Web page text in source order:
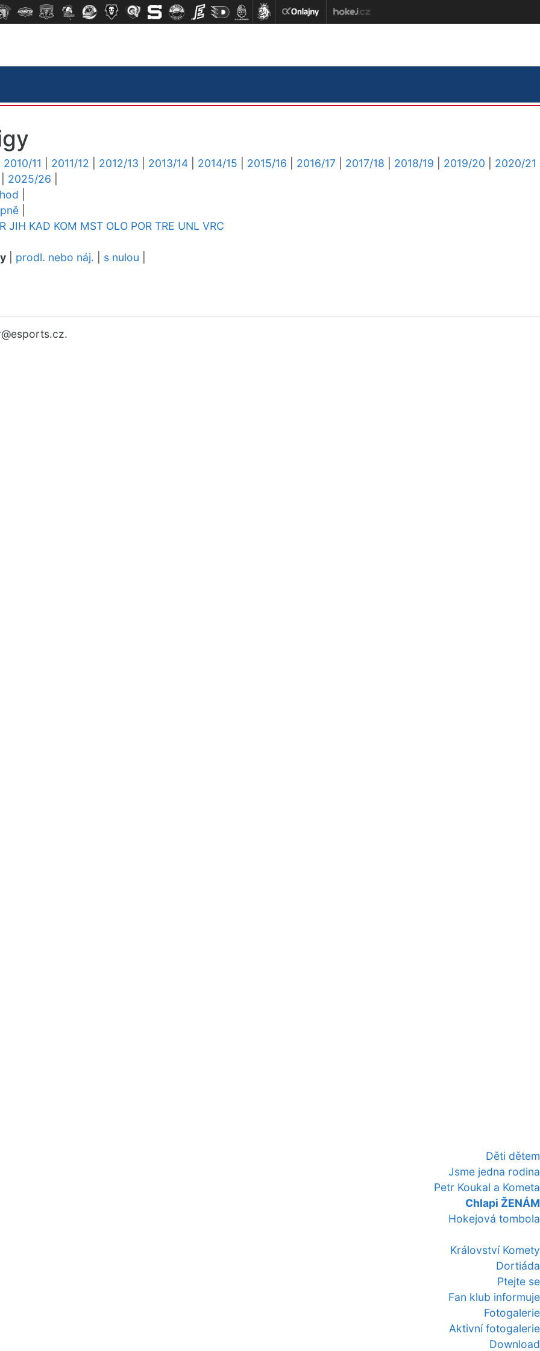
Děti dětem
Jsme jedna rodina
Petr Koukal a Kometa
Chlapi ŽENÁM
Hokejová tombola
Království Komety
Dortiáda
Ptejte se
Fan klub informuje
Fotogalerie
Aktivní fotogalerie
Download
2010/11 2011/12 2012/13 2013/14 2014/15 2015/16 2016/17 2017/18 2018/19 2019/20
2020/21
2025/26
JIH KAD KOM MST OLO POR TRE UNL VRC
prodl. nebo náj. s nulou
@esports.cz.